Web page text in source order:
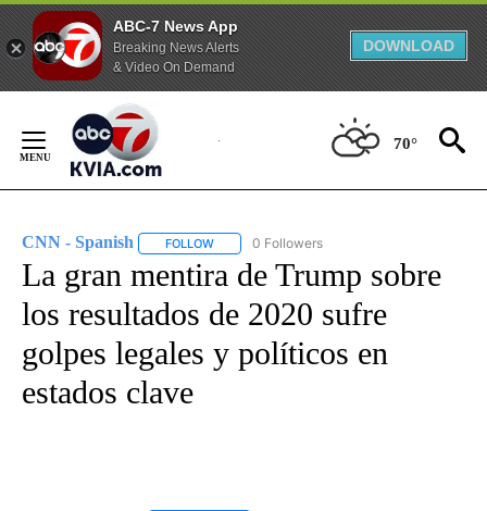
ABC-7 News App
Breaking News Alerts
& Video On Demand
DOWNLOAD
Content
70°
CNN - Spanish FOLLOW FOLLOW "CNN - SPANISH" TO RECEIVE
0 Followers
La gran mentira de Trump sobre
los resultados de 2020 sufre
golpes legales y políticos en
estados clave